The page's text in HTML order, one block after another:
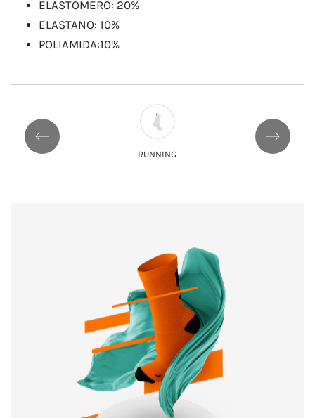
ELASTOMERO: 20%
ELASTANO: 10%
POLIAMIDA:10%
RUNNING